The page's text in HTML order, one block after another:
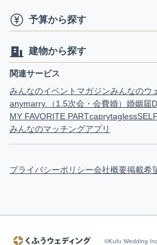
予算から探す
建物から探す
関連サービス
みんなのイベントマガジンみんなのウ
anymarry.（1.5次会・会費婚） 婚姻届
MY FAVORITE PARTcaprytagless
みんなのマッチングアプリ
プライバシーポリシー会社概要掲載希
©Kufu Wedding